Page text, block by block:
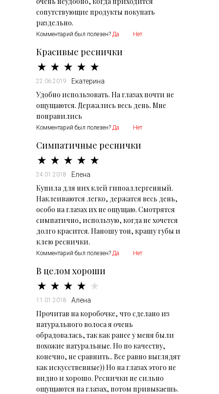
сопутствующие продукты покупать
раздельно.
Комментарий был полезен? Да Нет
Красивые реснички
22.06.2019 Екатерина
Удобно использовать. На глазах почти не
ощущаются. Держались весь день. Мне
понравились
Комментарий был полезен? Да Нет
Симпатичные реснички
24.01.2018 Елена
Купила для них клей гипоаллергенный.
Наклеиваются легко, держатся весь день,
особо на глазах их не ощущаю. Смотрятся
симпатично, использую, когда не хочется
долго красится. Наношу тон, крашу губы и
клею реснички.
Комментарий был полезен? Да Нет
В целом хороши
11.01.2018 Алена
Прочитав на коробочке, что сделано из
натурального волоса я очень
обрадовалась, так как ранее у меня были
похожие натуральные. Но по качеству,
конечно, не сравнить.. Все равно выглядят
как искусственные)) Но на глазах этого не
видно и хорошо. Реснички не сильно
ощущаются на глазах, потом привыкаешь.